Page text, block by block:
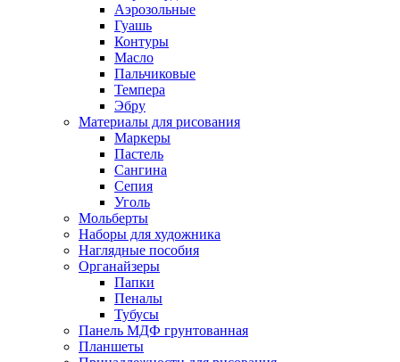
Аэрозольные
Гуашь
Контуры
Масло
Пальчиковые
Темпера
Эбру
Материалы для рисования
Маркеры
Пастель
Сангина
Сепия
Уголь
Мольберты
Наборы для художника
Наглядные пособия
Органайзеры
Папки
Пеналы
Тубусы
Панель МДФ грунтованная
Планшеты